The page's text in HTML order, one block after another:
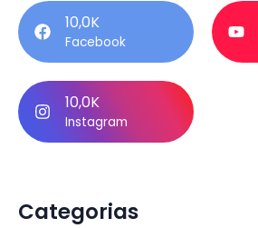
10,0K
Facebook
10,0K
Instagram
Categorias